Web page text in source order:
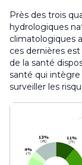
Près des trois
hydrologiques
climatologiques
ces dernières
de la santé
santé qui
surveiller les